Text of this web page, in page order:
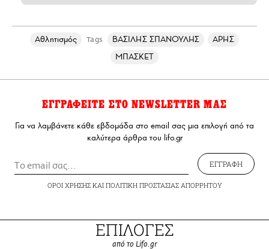
Αθλητισμός Tags ΒΑΣΙΛΗΣ ΣΠΑΝΟΥΛΗΣ
ΑΡΗΣ
ΜΠΑΣΚΕΤ
ΕΓΓΡΑΦΕΙΤΕ ΣΤΟ NEWSLETTER ΜΑΣ
Για να λαμβάνετε κάθε εβδομάδα στο email σας μια επιλογή από τα
καλύτερα άρθρα του lifo.gr
ΕΓΓΡΑΦΗ
ΟΡΟΙ ΧΡΗΣΗΣΚΑΙ ΠΟΛΙΤΙΚΗ ΠΡΟΣΤΑΣΙΑΣ ΑΠΟΡΡΗΤΟΥ
ΕΠΙΛΟΓΕΣ
από το Lifo.gr